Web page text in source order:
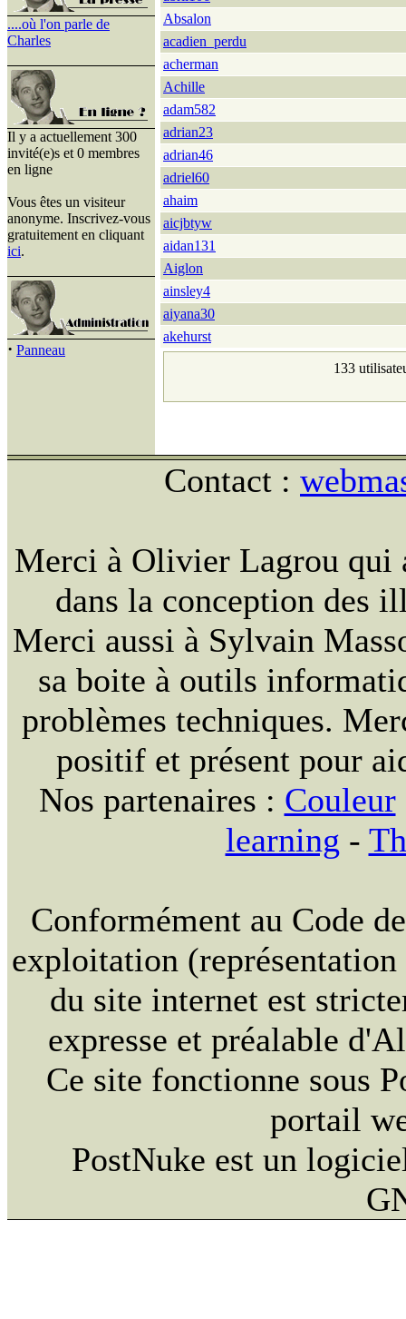
....où l'on parle de
Charles
Il y a actuellement 300
invité(e)s et 0 membres
en ligne
Vous êtes un visiteur
anonyme. Inscrivez-vous
gratuitement en cliquant
ici.
· Panneau
Absalon
acadien_perdu
acherman
Achille
adam582
adrian23
adrian46
adriel60
ahaim
aicjbtyw
aidan131
Aiglon
ainsley4
aiyana30
akehurst
133
Contact :
Merci à Olivier Lagrou qui
dans la conception des
Merci aussi à Sylvain
sa boite à outils
problèmes techniques.
positif et présent pour
Nos partenaires : Couleur
learning -
Conformément au Code
exploitation
du site internet est
expresse et préalable
Ce site fonctionne sous
portail
PostNuke est un